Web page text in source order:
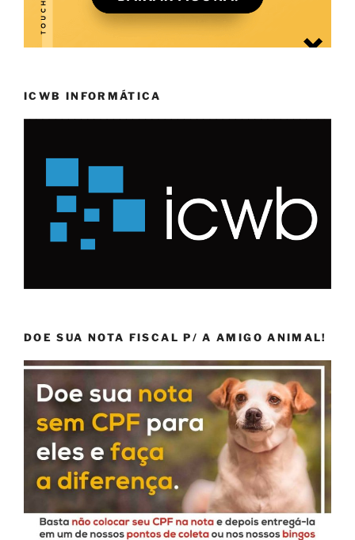
ICWB INFORMÁTICA
DOE SUA NOTA FISCAL P/ A AMIGO ANIMAL!